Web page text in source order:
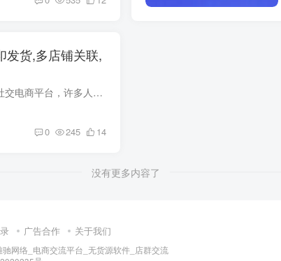
发货,多店铺关联,
抖音小店是一款非常流行的社交电商平台，许多人通过这个平台开店销售商品。然而，对于卖家来说，订单处理可能会是一件比较耗时的任务。为了解决这个问题，许多第三方打单软件应运而生。为了提高...
0 245 14
没有更多内容了
广告合作 关于我们
驰网络_电商交流平台_无货源软件_店群交流